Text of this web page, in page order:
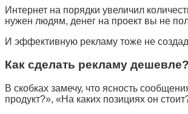
Интернет на порядки увеличил
нужен людям, денег на проект вы не
И эффективную рекламу тоже не
Как сделать рекламу дешевле?
В скобках замечу, что ясность
продукт?», «На каких позициях он